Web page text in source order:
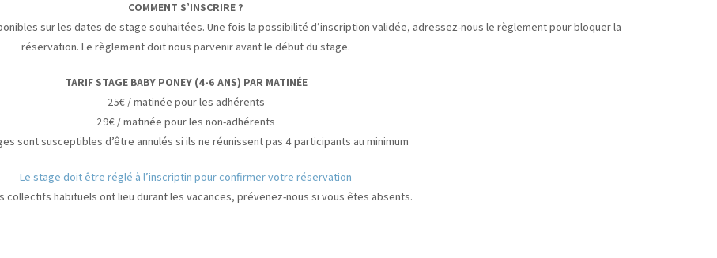
COMMENT S’INSCRIRE ?
sur les dates de stage souhaitées. Une fois la possibilité d’inscription validée, adressez-nous le règlement pour bloquer la
réservation. Le règlement doit nous parvenir avant le début du stage.
TARIF STAGE BABY PONEY (4-6 ANS) PAR MATINÉE
25€ / matinée pour les adhérents
29€ / matinée pour les non-adhérents
sont susceptibles d’être annulés si ils ne réunissent pas 4 participants au minimum
Le stage doit être réglé à l’inscriptin pour confirmer votre réservation
collectifs habituels ont lieu durant les vacances, prévenez-nous si vous êtes absents.